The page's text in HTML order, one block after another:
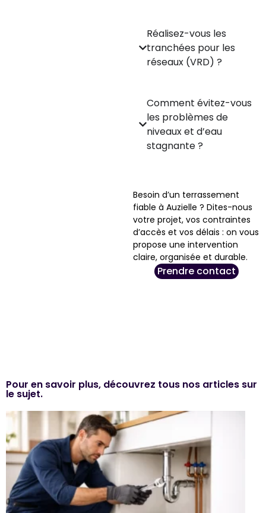
Réalisez-vous les
tranchées pour les
réseaux (VRD) ?
Comment évitez-vous
les problèmes de
niveaux et d’eau
stagnante ?
Besoin d’un terrassement
fiable à Auzielle ? Dites-nous
votre projet, vos contraintes
d’accès et vos délais : on vous
propose une intervention
claire, organisée et durable.
Prendre contact
Pour en savoir plus, découvrez tous nos articles sur
le sujet.